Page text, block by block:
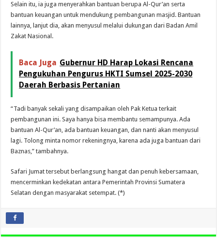
Selain itu, ia juga menyerahkan bantuan berupa Al-Qur’an serta
bantuan keuangan untuk mendukung pembangunan masjid. Bantuan
lainnya, lanjut dia, akan menyusul melalui dukungan dari Badan Amil
Zakat Nasional.
Baca Juga Gubernur HD Harap Lokasi Rencana
Pengukuhan Pengurus HKTI Sumsel 2025-2030
Daerah Berbasis Pertanian
“Tadi banyak sekali yang disampaikan oleh Pak Ketua terkait
pembangunan ini. Saya hanya bisa membantu semampunya. Ada
bantuan Al-Qur’an, ada bantuan keuangan, dan nanti akan menyusul
lagi. Tolong minta nomor rekeningnya, karena ada juga bantuan dari
Baznas,” tambahnya.
Safari Jumat tersebut berlangsung hangat dan penuh kebersamaan,
mencerminkan kedekatan antara Pemerintah Provinsi Sumatera
Selatan dengan masyarakat setempat. (*)